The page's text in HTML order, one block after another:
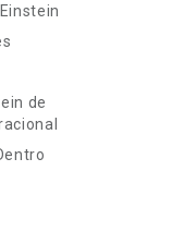
de